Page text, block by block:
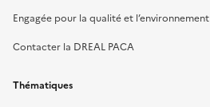
Engagée pour la qualité et l’environnement
Contacter la DREAL PACA
Thématiques